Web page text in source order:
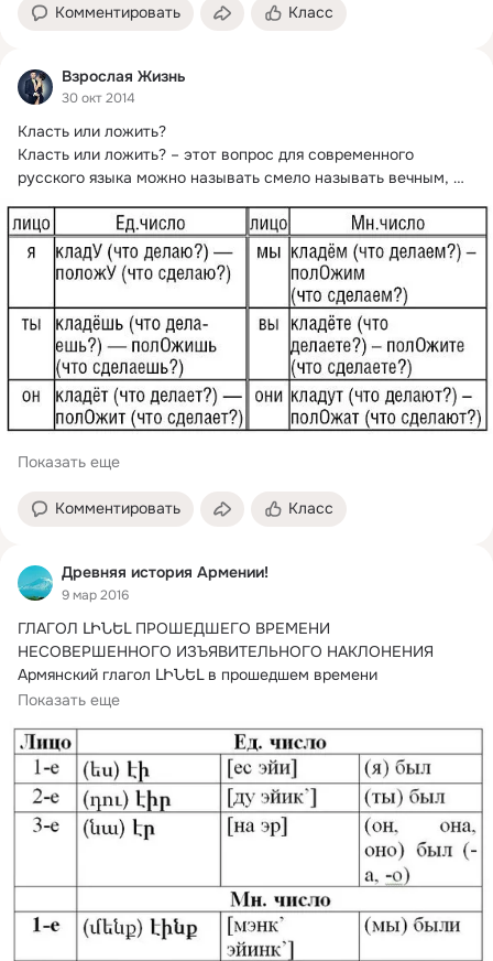
Комментировать Класс
Взрослая Жизнь
30 окт 2014
Класть или ложить?
Класть или ложить? – этот вопрос для современного
русского языка можно называть смело называть вечным,
Показать еще
Комментировать Класс
Древняя история Армении!
9 мар 2016
ГЛАГОЛ ԼԻՆԵԼ ПРОШЕДШЕГО ВРЕМЕНИ
НЕСОВЕРШЕННОГО ИЗЪЯВИТЕЛЬНОГО НАКЛОНЕНИЯ
Армянский глагол ԼԻՆԵԼ в прошедшем времени
несовершенного...
Показать еще